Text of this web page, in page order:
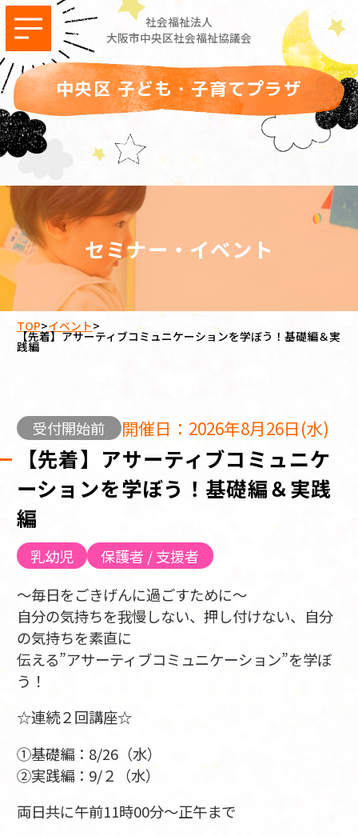
社会福祉法人
大阪市中央区社会福祉協議会
中央区 子ども・子育てプラザ
セミナー・イベント
TOP>イベント>
【先着】アサーティブコミュニケーションを学ぼう！基礎編＆実
践編
受付開始前 開催日：2026年8月26日(水)
【先着】アサーティブコミュニケ
ーションを学ぼう！基礎編＆実践
編
乳幼児
保護者 / 支援者
～毎日をごきげんに過ごすために～
自分の気持ちを我慢しない、押し付けない、自分
の気持ちを素直に
伝える”アサーティブコミュニケーション”を学ぼ
う！
☆連続２回講座☆
①基礎編：8/26（水）
②実践編：9/２（水）
両日共に午前11時00分～正午まで